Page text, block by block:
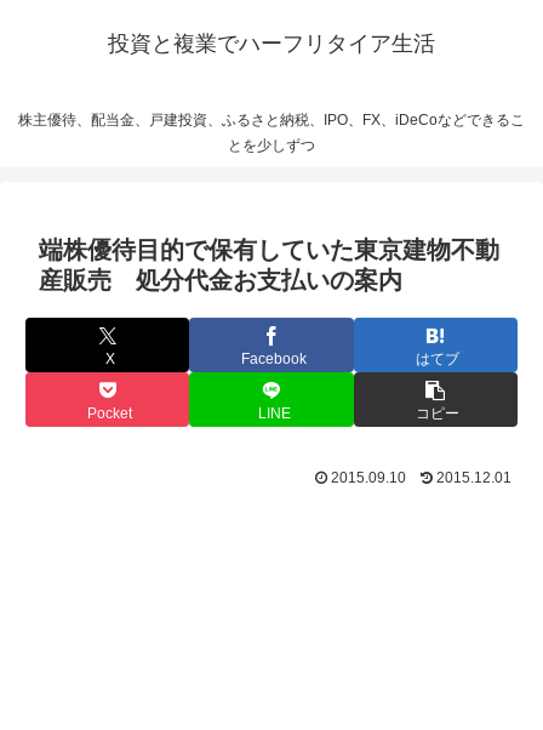
投資と複業でハーフリタイア生活
株主優待、配当金、戸建投資、ふるさと納税、IPO、FX、iDeCoなどできるこ
とを少しずつ
端株優待目的で保有していた東京建物不動
産販売 処分代金お支払いの案内
X Facebook はてブ
Pocket LINE コピー
2015.09.10 2015.12.01